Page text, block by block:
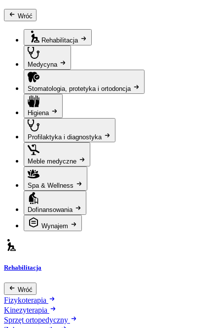
Wróć
Rehabilitacja
Medycyna
Stomatologia, protetyka i ortodoncja
Higiena
Profilaktyka i diagnostyka
Meble medyczne
Spa & Wellness
Dofinansowania
Wynajem
Rehabilitacja
Wróć
Fizykoterapia
Kinezyterapia
Sprzęt ortopedyczny